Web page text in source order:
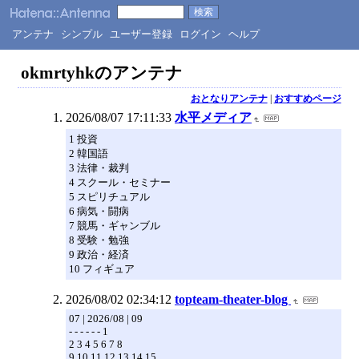
アンテナ シンプル ユーザー登録 ログイン ヘルプ
okmrtyhkのアンテナ
おとなりアンテナ| おすすめページ
2026/08/07 17:11:33 水平メディア
1 投資
2 韓国語
3 法律・裁判
4 スクール・セミナー
5 スピリチュアル
6 病気・闘病
7 競馬・ギャンブル
8 受験・勉強
9 政治・経済
10 フィギュア
2026/08/02 02:34:12 topteam-theater-blog
07 | 2026/08 | 09
- - - - - - 1
2 3 4 5 6 7 8